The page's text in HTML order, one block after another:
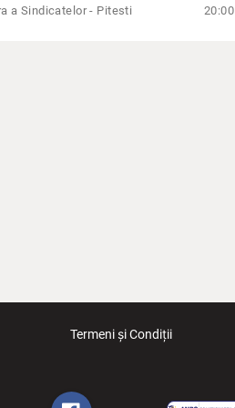
a Sindicatelor - Pitesti 20:00
Termeni și Condiții